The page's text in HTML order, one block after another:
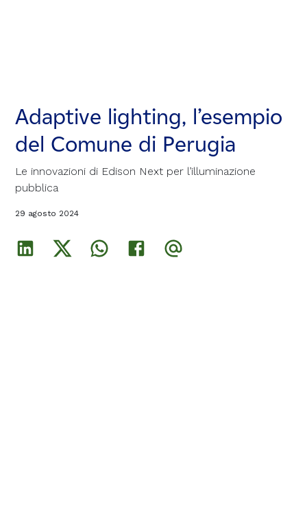
Adaptive lighting, l’esempio
del Comune di Perugia
Le innovazioni di Edison Next per l’illuminazione
pubblica
29 agosto 2024
Adaptive lighting, l’esempio
del Comune di Perugia
Le innovazioni di Edison Next per l’illuminazione
pubblica
29 agosto 2024
Adaptive lighting, l’esempio
del Comune di Perugia
Le innovazioni di Edison Next per l’illuminazione
pubblica
29 agosto 2024